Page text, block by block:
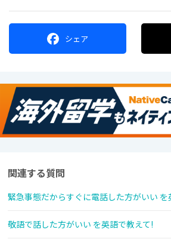
シェア
関連する質問
緊急事態だからすぐに電話した方がいい を
敬語で話した方がいい を英語で教えて!